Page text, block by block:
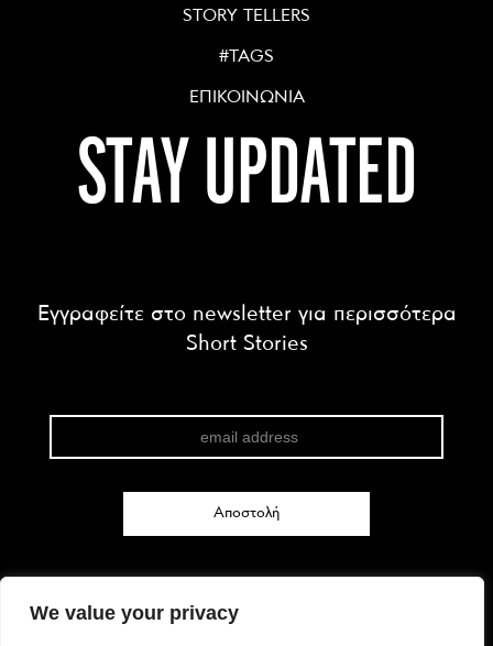
We value your privacy
STORY TELLERS
#TAGS
ΕΠΙΚΟΙΝΩΝΙΑ
STAY UPDATED
Εγγραφείτε στο newsletter για περισσότερα
Short Stories
FACEBOOK